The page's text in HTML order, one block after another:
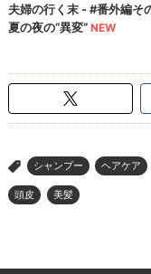
> シャンプー ヘアケア
頭皮 美髪